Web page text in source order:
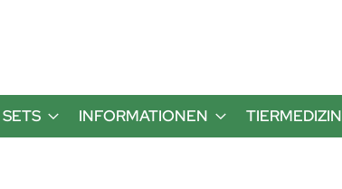
SETS INFORMATIONEN TIERMEDIZIN